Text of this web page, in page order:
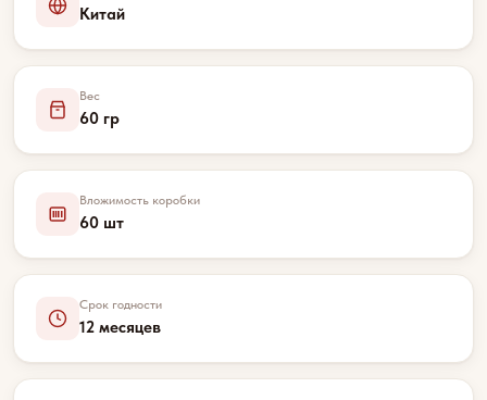
Китай
Вес
60 гр
Вложимость коробки
60 шт
Срок годности
12 месяцев